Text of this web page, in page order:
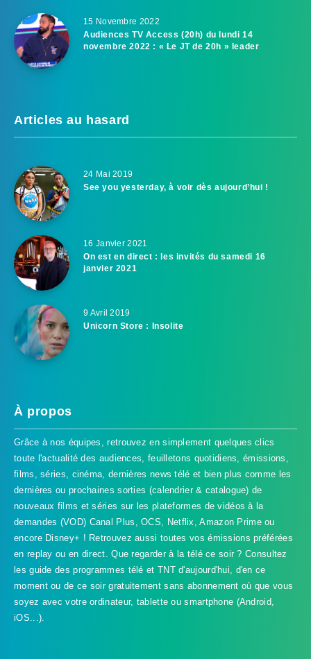
15 Novembre 2022
Audiences TV Access (20h) du lundi 14
novembre 2022 : « Le JT de 20h » leader
Articles au hasard
24 Mai 2019
See you yesterday, à voir dès aujourd’hui !
16 Janvier 2021
On est en direct : les invités du samedi 16
janvier 2021
9 Avril 2019
Unicorn Store : Insolite
À propos
Grâce à nos équipes, retrouvez en simplement quelques clics
toute l'actualité des audiences, feuilletons quotidiens, émissions,
films, séries, cinéma, dernières news télé et bien plus comme les
dernières ou prochaines sorties (calendrier & catalogue) de
nouveaux films et séries sur les plateformes de vidéos à la
demandes (VOD) Canal Plus, OCS, Netflix, Amazon Prime ou
encore Disney+ ! Retrouvez aussi toutes vos émissions préférées
en replay ou en direct. Que regarder à la télé ce soir ? Consultez
les guide des programmes télé et TNT d'aujourd'hui, d'en ce
moment ou de ce soir gratuitement sans abonnement où que vous
soyez avec votre ordinateur, tablette ou smartphone (Android,
iOS...).
TVProgramme respecte votre vie
TVProgramme utilise des Cookies dans le but de traiter